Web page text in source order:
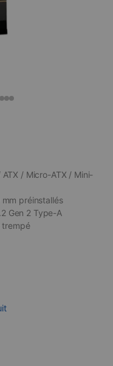
/ Micro-ATX / Mini-
préinstallés
Gen 2 Type-A
trempé